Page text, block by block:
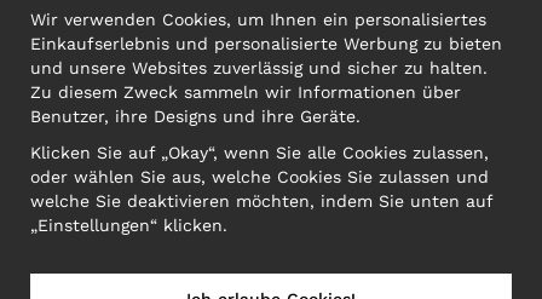
FIRMA
Motley Denim Europe OÜ
Narva mnt 5, EE-10117 Tallinn
Org: 12356245, VAT: EE101578318
ACHTUNG! Produktrücksendungen nicht an diese Adresse
schicken!
Wir verwenden Cookies, um Ihnen ein personalisiertes
Einkaufserlebnis und personalisierte Werbung zu bieten
und unsere Websites zuverlässig und sicher zu halten.
Zu diesem Zweck sammeln wir Informationen über
Benutzer, ihre Designs und ihre Geräte.
Klicken Sie auf „Okay“, wenn Sie alle Cookies zulassen,
oder wählen Sie aus, welche Cookies Sie zulassen und
welche Sie deaktivieren möchten, indem Sie unten auf
„Einstellungen“ klicken.